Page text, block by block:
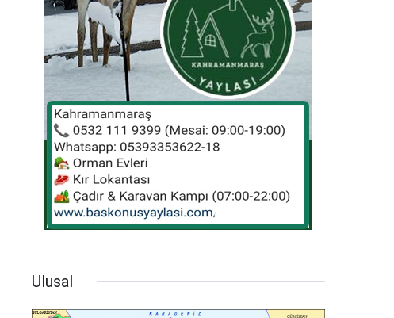
Ulusal